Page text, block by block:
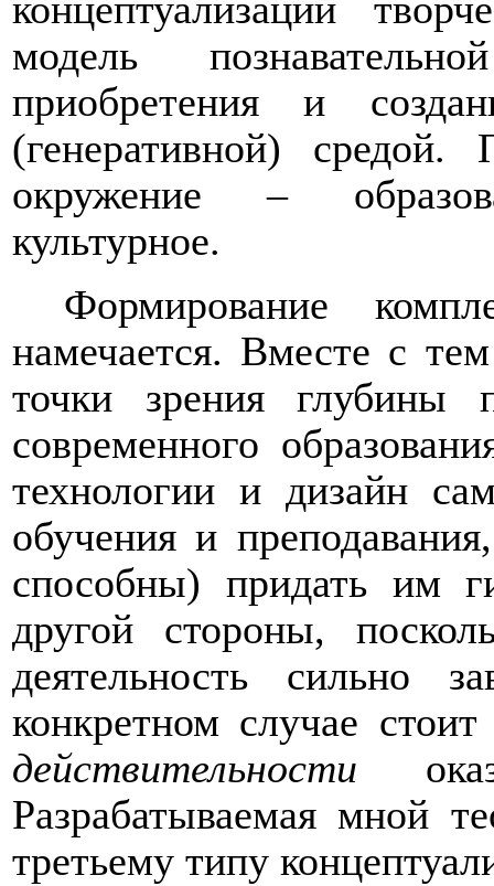
концептуализаций
модель
приобретения и
(генеративной) средой.
окружение ‒
культурное.
Формирование
намечается. Вместе с
точки зрения глубины
современного
технологии и дизайн
обучения и
способны) придать им
другой стороны,
деятельность сильно
конкретном случае
действительности
Разрабатываемая мной
третьему типу